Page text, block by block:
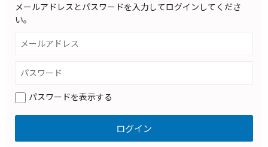
メールアドレスとパスワードを入力してログインしてくださ
い。
パスワードを表示する